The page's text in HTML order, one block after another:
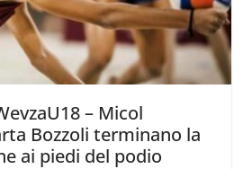
– Micol
Bozzoli terminano la
ai piedi del podio